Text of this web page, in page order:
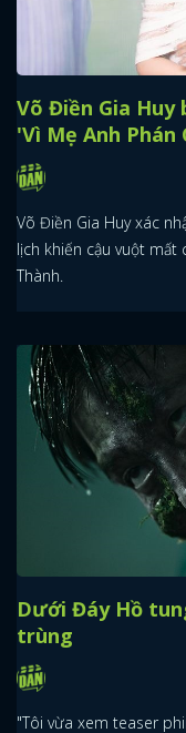
Võ Điền Gia Huy
'Vì Mẹ Anh Phán
Võ Điền Gia Huy xác
lịch khiến cậu vuột mất
Thành.
Dưới Đáy Hồ
trùng
"Tôi vừa xem teaser